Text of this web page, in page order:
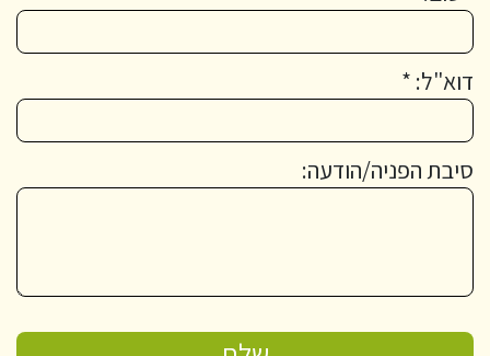
דוא"ל: *
סיבת הפניה/הודעה: